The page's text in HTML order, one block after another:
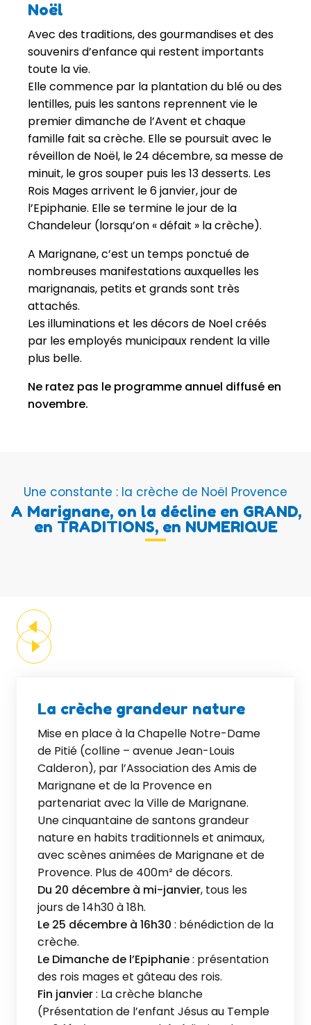
Noël
Avec des traditions, des gourmandises et des
souvenirs d’enfance qui restent importants
toute la vie.
Elle commence par la plantation du blé ou des
lentilles, puis les santons reprennent vie le
premier dimanche de l’Avent et chaque
famille fait sa crèche. Elle se poursuit avec le
réveillon de Noël, le 24 décembre, sa messe de
minuit, le gros souper puis les 13 desserts. Les
Rois Mages arrivent le 6 janvier, jour de
l’Epiphanie. Elle se termine le jour de la
Chandeleur (lorsqu’on « défait » la crèche).
A Marignane, c’est un temps ponctué de
nombreuses manifestations auxquelles les
marignanais, petits et grands sont très
attachés.
Les illuminations et les décors de Noel créés
par les employés municipaux rendent la ville
plus belle.
Ne ratez pas le programme annuel diffusé en
novembre.
Une constante : la crèche de Noël Provence
A Marignane, on la décline en GRAND,
en TRADITIONS, en NUMERIQUE
La crèche grandeur nature
Mise en place à la Chapelle Notre-Dame
de Pitié (colline – avenue Jean-Louis
Calderon), par l’Association des Amis de
Marignane et de la Provence en
partenariat avec la Ville de Marignane.
Une cinquantaine de santons grandeur
nature en habits traditionnels et animaux,
avec scènes animées de Marignane et de
Provence. Plus de 400m² de décors.
Du 20 décembre à mi-janvier, tous les
jours de 14h30 à 18h.
Le 25 décembre à 16h30 : bénédiction de la
crèche.
Le Dimanche de l’Epiphanie: présentation
des rois mages et gâteau des rois.
Fin janvier: La crèche blanche
(Présentation de l’enfant Jésus au Temple